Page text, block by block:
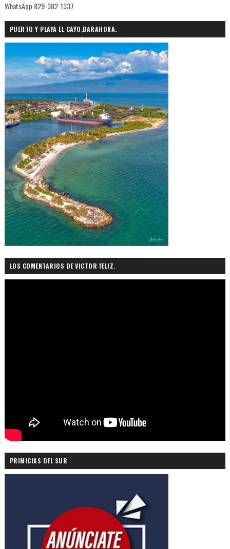
WhatsApp 829-382-1337
PUERTO Y PLAYA EL CAYO,BARAHONA.
LOS COMENTARIOS DE VICTOR FELIZ.
PRIMICIAS DEL SUR